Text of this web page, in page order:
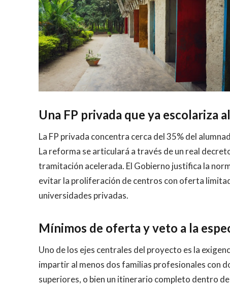
Una FP privada que ya escolariza
La FP privada concentra cerca del 35% del
La reforma se articulará a través de un real
tramitación acelerada. El Gobierno justifica la
evitar la proliferación de centros con oferta
universidades privadas.
Mínimos de oferta y veto a la
Uno de los ejes centrales del proyecto es la
impartir al menos dos familias profesionales con
superiores, o bien un itinerario completo dentro